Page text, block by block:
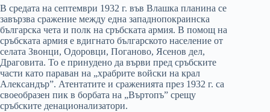
В средата на септември 1932 г. във Влашка планина се
завързва сражение между една западнопокраинска
българска чета и полк на сръбската армия. В помощ на
сръбската армия е вдигнато българското население от
селата Звонци, Одоровци, Поганово, Ясенов дел,
Драговита. То е принудено да върви пред сръбските
части като параван на „храбрите войски на крал
Александър”. Атентатите и сраженията през 1932 г. са
своеобразен пик в борбата на „Въртопъ” срещу
сръбските денационализатори.